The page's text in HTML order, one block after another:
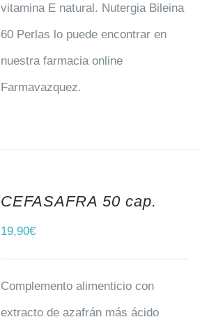
vitamina E natural. Nutergia Bileina
60 Perlas lo puede encontrar en
nuestra farmacia online
Farmavazquez.
CEFASAFRA 50 cap.
19,90€
Complemento alimenticio con
extracto de azafrán más ácido